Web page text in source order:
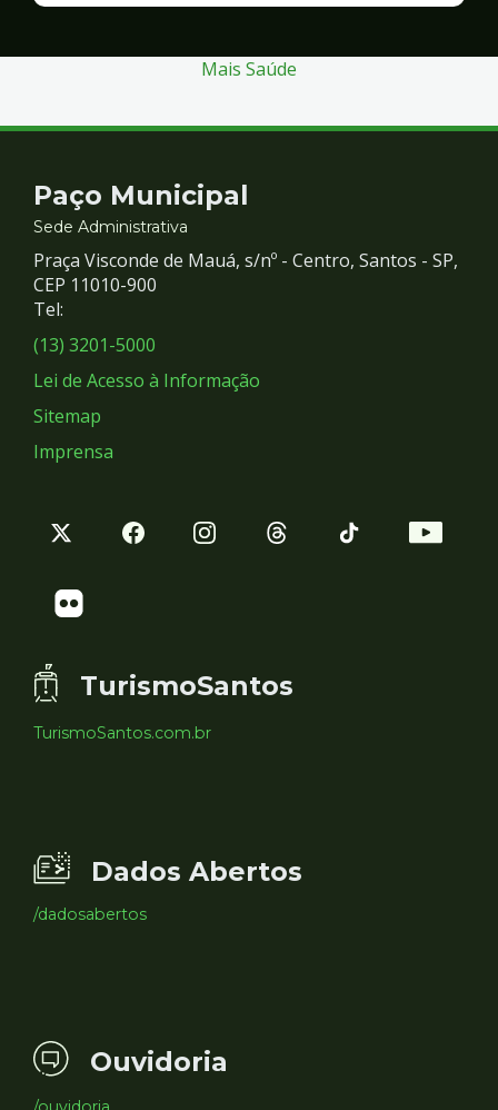
Mais Saúde
Contato
e
Redes
Sociais
Paço Municipal
Sede Administrativa
Praça Visconde de Mauá, s/nº - Centro, Santos - SP,
CEP 11010-900
Tel:
(13) 3201-5000
Lei de Acesso à Informação
Sitemap
Imprensa
TurismoSantos
TurismoSantos.com.br
Dados Abertos
/dadosabertos
Ouvidoria